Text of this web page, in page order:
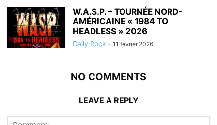
W.A.S.P. – TOURNÉE NORD-
AMÉRICAINE « 1984 TO
HEADLESS » 2026
Daily Rock - 11 février 2026
NO COMMENTS
LEAVE A REPLY